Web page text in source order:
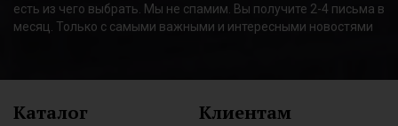
есть из чего выбрать. Мы не спамим. Вы получите 2-4 письма в
месяц. Только с самыми важными и интересными новостями
Каталог Клиентам